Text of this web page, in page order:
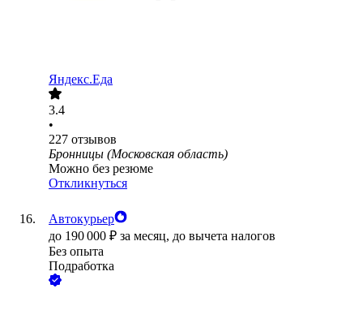
Яндекс.Еда
3.4
•
227 отзывов
Бронницы (Московская область)
Можно без резюме
Откликнуться
Автокурьер
до 190 000 ₽ за месяц, до вычета налогов
Без опыта
Подработка